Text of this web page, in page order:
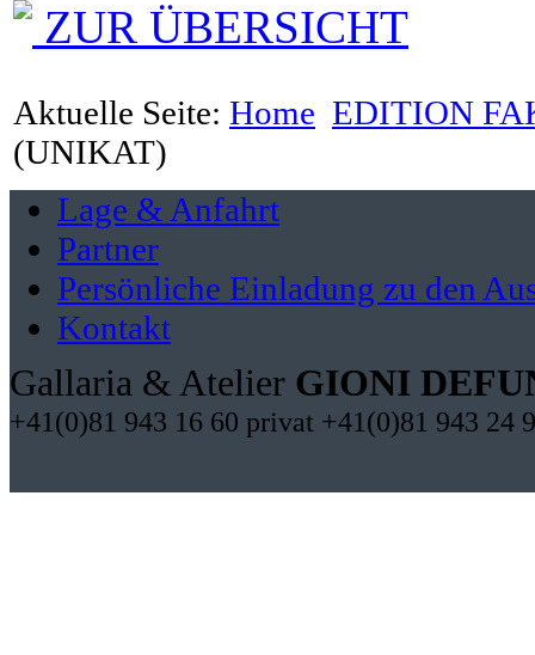
ZUR ÜBERSICHT
Aktuelle Seite: Home EDITION
(UNIKAT)
Lage & Anfahrt
Partner
Persönliche Einladung zu den
Kontakt
Gallaria & Atelier GIONI
+41(0)81 943 16 60 privat +41(0)81 943 24